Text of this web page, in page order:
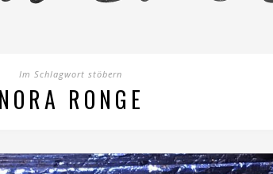
Im Schlagwort stöbern
NORA RONGE